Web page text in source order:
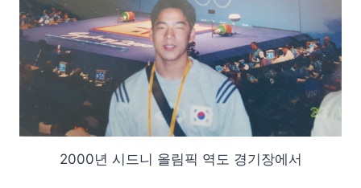
2000년 시드니 올림픽 역도 경기장에서